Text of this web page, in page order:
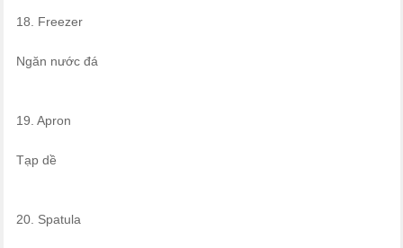
18. Freezer
Ngăn nước đá
19. Apron
Tạp dề
20. Spatula